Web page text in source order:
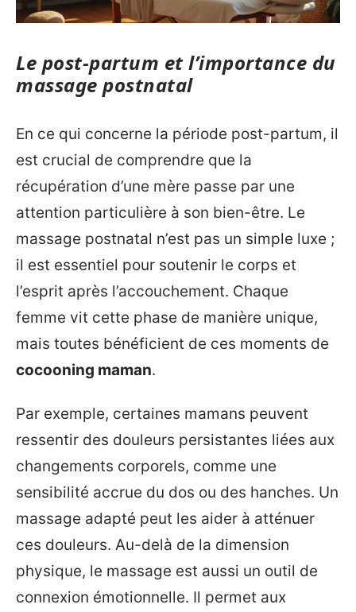
Le post-partum et l’importance du
massage postnatal
En ce qui concerne la période post-partum, il
est crucial de comprendre que la
récupération d’une mère passe par une
attention particulière à son bien-être. Le
massage postnatal n’est pas un simple luxe ;
il est essentiel pour soutenir le corps et
l’esprit après l’accouchement. Chaque
femme vit cette phase de manière unique,
mais toutes bénéficient de ces moments de
cocooning maman.
Par exemple, certaines mamans peuvent
ressentir des douleurs persistantes liées aux
changements corporels, comme une
sensibilité accrue du dos ou des hanches. Un
massage adapté peut les aider à atténuer
ces douleurs. Au-delà de la dimension
physique, le massage est aussi un outil de
connexion émotionnelle. Il permet aux